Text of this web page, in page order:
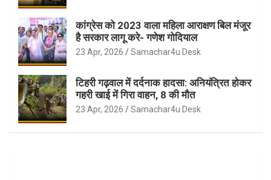
कांग्रेस को 2023 वाला महिला आराक्षण बिल मंजूर
है सरकार लागू करे- गणेश गोदियाल
23 Apr, 2026 Samachar4u Desk
टिहरी गढ़वाल में दर्दनाक हादसा: अनियंत्रित होकर
गहरी खाई में गिरा वाहन, 8 की मौत
23 Apr, 2026 Samachar4u Desk